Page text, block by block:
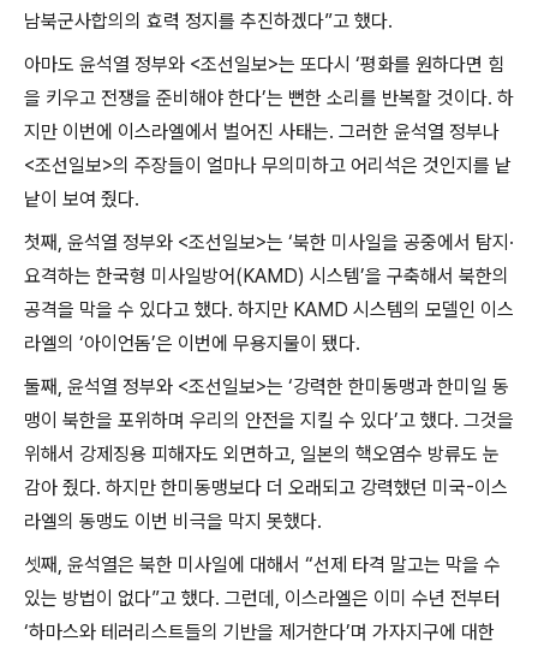
남북군사합의의 효력 정지를 추진하겠다”고 했다.
아마도 윤석열 정부와 <조선일보>는 또다시 ‘평화를 원하다면 힘
을 키우고 전쟁을 준비해야 한다’는 뻔한 소리를 반복할 것이다. 하
지만 이번에 이스라엘에서 벌어진 사태는. 그러한 윤석열 정부나
<조선일보>의 주장들이 얼마나 무의미하고 어리석은 것인지를 낱
낱이 보여 줬다.
첫째, 윤석열 정부와 <조선일보>는 ‘북한 미사일을 공중에서 탐지 ·
요격하는 한국형 미사일방어(KAMD) 시스템’을 구축해서 북한의
공격을 막을 수 있다고 했다. 하지만 KAMD 시스템의 모델인 이스
라엘의 ‘아이언돔’은 이번에 무용지물이 됐다.
둘째, 윤석열 정부와 <조선일보>는 ‘강력한 한미동맹과 한미일 동
맹이 북한을 포위하며 우리의 안전을 지킬 수 있다’고 했다. 그것을
위해서 강제징용 피해자도 외면하고, 일본의 핵오염수 방류도 눈
감아 줬다. 하지만 한미동맹보다 더 오래되고 강력했던 미국-이스
라엘의 동맹도 이번 비극을 막지 못했다.
셋째, 윤석열은 북한 미사일에 대해서 “선제 타격 말고는 막을 수
있는 방법이 없다”고 했다. 그런데 , 이스라엘은 이미 수년 전부터
‘하마스와 테러리스트들의 기반을 제거한다’며 가자지구에 대한